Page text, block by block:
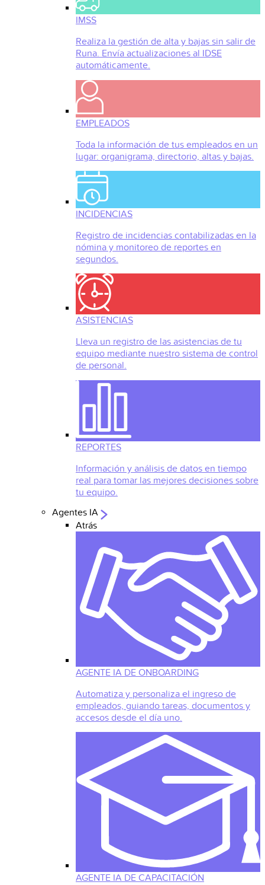
IMSS
Realiza la gestión de alta y bajas sin salir de
Runa. Envía actualizaciones al IDSE
automáticamente.
EMPLEADOS
Toda la información de tus empleados en un
lugar: organigrama, directorio, altas y bajas.
INCIDENCIAS
Registro de incidencias contabilizadas en la
nómina y monitoreo de reportes en
segundos.
ASISTENCIAS
Lleva un registro de las asistencias de tu
equipo mediante nuestro sistema de control
de personal.
REPORTES
Información y análisis de datos en tiempo
real para tomar las mejores decisiones sobre
tu equipo.
Agentes IA
Atrás
AGENTE IA DE ONBOARDING
Automatiza y personaliza el ingreso de
empleados, guiando tareas, documentos y
accesos desde el día uno.
AGENTE IA DE CAPACITACIÓN